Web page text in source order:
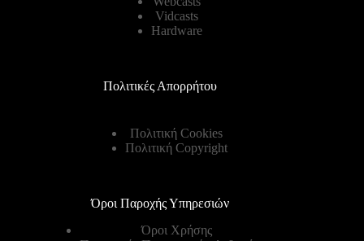
Vidcasts
Hardware
Πολιτικές Απορρήτου
Πολιτική Cookies
Πολιτική Copyright
Όροι Παροχής Υπηρεσιών
Όροι Χρήσης